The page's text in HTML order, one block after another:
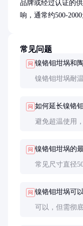
品牌或经过认证的
响，通常约500-
常见问题
问 镍铬钼坩埚和
镍铬钼坩埚耐
问 如何延长镍铬
避免超温使用
问 镍铬钼坩埚的
常见尺寸直径
问 镍铬钼坩埚可
可以，但需彻